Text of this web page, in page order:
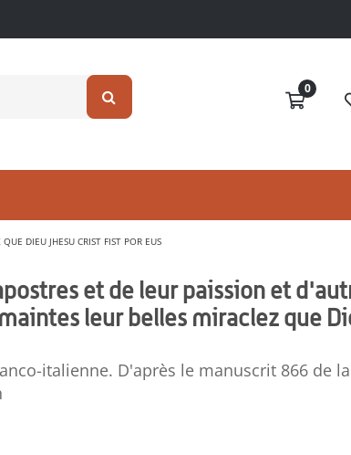
0
DIEU JHESU CRIST FIST POR EUS
et de leur paission et
leur belles miraclez que
italienne. D'après le manuscrit 866 de la